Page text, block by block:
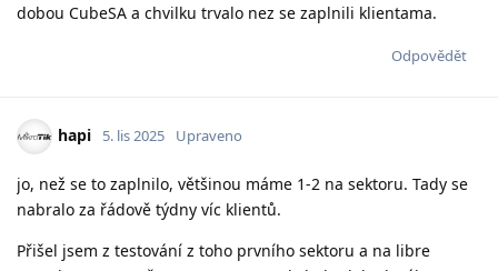
dobou CubeSA a chvilku trvalo nez se zaplnili klientama.
Odpovědět
hapi 5. lis 2025 Upraveno
jo, než se to zaplnilo, většinou máme 1-2 na sektoru. Tady se
nabralo za řádově týdny víc klientů.
Přišel jsem z testování z toho prvního sektoru a na libre